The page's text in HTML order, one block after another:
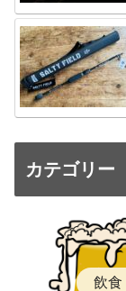
カテゴリー
飲食